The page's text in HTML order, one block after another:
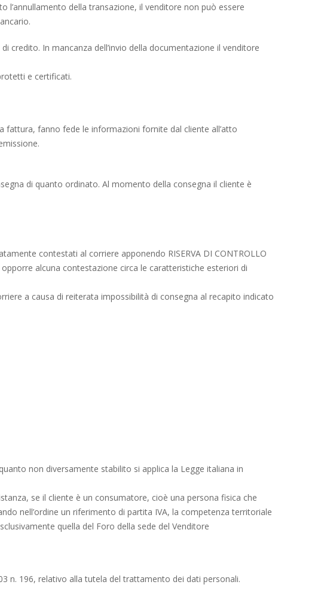
l’annullamento della transazione, il venditore non può essere
In mancanza dell’invio della documentazione il venditore
e certificati.
fattura, fanno fede le informazioni fornite dal cliente all’atto
di quanto ordinato. Al momento della consegna il cliente è
contestati al corriere apponendo RISERVA DI CONTROLLO
alcuna contestazione circa le caratteristiche esteriori di
a causa di reiterata impossibilità di consegna al recapito indicato
non diversamente stabilito si applica la Legge italiana in
se il cliente è un consumatore, cioè una persona fisica che
nell’ordine un riferimento di partita IVA, la competenza territoriale
quella del Foro della sede del Venditore
n. 196, relativo alla tutela del trattamento dei dati personali.